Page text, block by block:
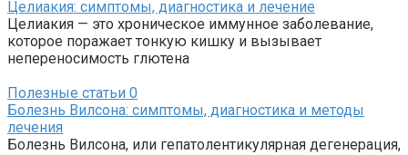
Целиакия: симптомы, диагностика и лечение
Целиакия — это хроническое иммунное заболевание,
которое поражает тонкую кишку и вызывает
непереносимость глютена
Полезные статьи 0
Болезнь Вилсона: симптомы, диагностика и методы
лечения
Болезнь Вилсона, или гепатолентикулярная дегенерация,